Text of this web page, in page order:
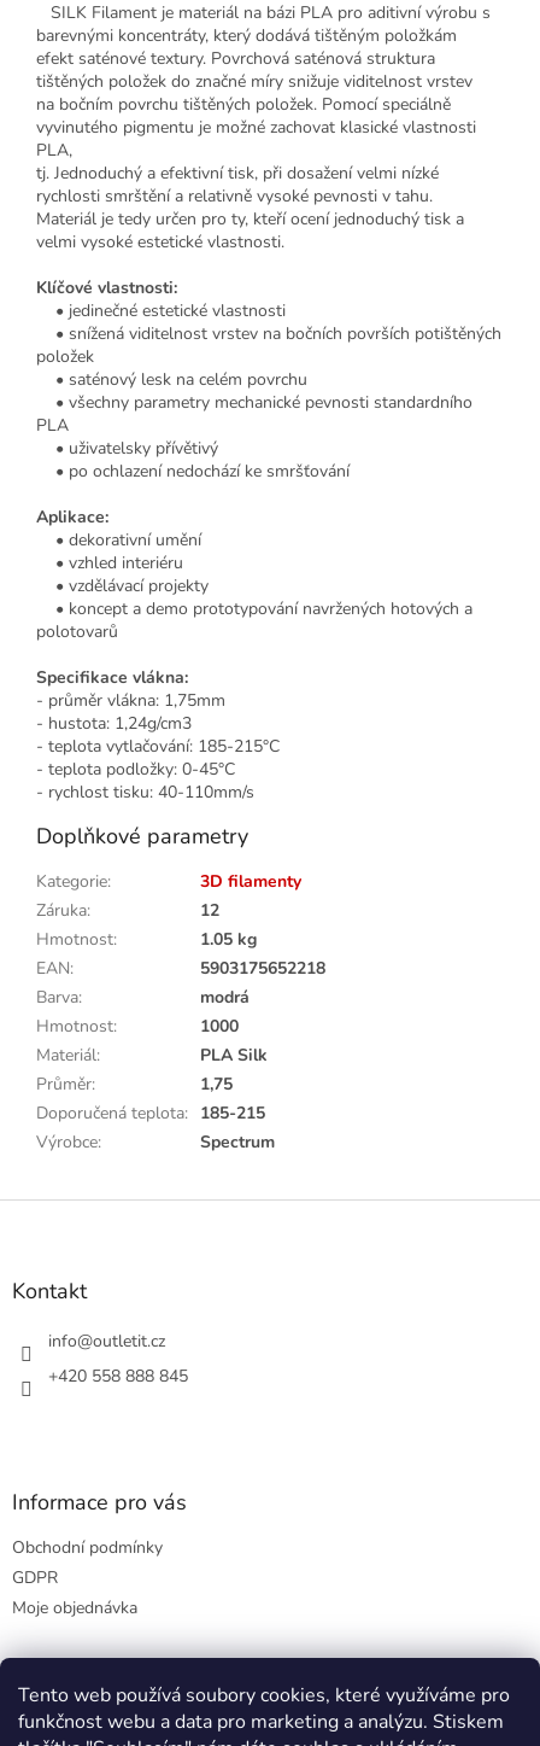
Tento web používá soubory cookies, které využíváme pro
funkčnost webu a data pro marketing a analýzu. Stiskem
SILK Filament je materiál na bázi PLA pro aditivní výrobu s
barevnými koncentráty, který dodává tištěným položkám
efekt saténové textury. Povrchová saténová struktura
tištěných položek do značné míry snižuje viditelnost vrstev
na bočním povrchu tištěných položek. Pomocí speciálně
vyvinutého pigmentu je možné zachovat klasické vlastnosti
PLA,
tj. Jednoduchý a efektivní tisk, při dosažení velmi nízké
rychlosti smrštění a relativně vysoké pevnosti v tahu.
Materiál je tedy určen pro ty, kteří ocení jednoduchý tisk a
velmi vysoké estetické vlastnosti.
Klíčové vlastnosti:
• jedinečné estetické vlastnosti
• snížená viditelnost vrstev na bočních površích potištěných
položek
• saténový lesk na celém povrchu
• všechny parametry mechanické pevnosti standardního
PLA
• uživatelsky přívětivý
• po ochlazení nedochází ke smršťování
Aplikace:
• dekorativní umění
• vzhled interiéru
• vzdělávací projekty
• koncept a demo prototypování navržených hotových a
polotovarů
Specifikace vlákna:
- průměr vlákna: 1,75mm
- hustota: 1,24g/cm3
- teplota vytlačování: 185-215°C
- teplota podložky: 0-45°C
- rychlost tisku: 40-110mm/s
Doplňkové parametry
Kategorie:
3D filamenty
Záruka:
12
Hmotnost:
1.05 kg
EAN:
5903175652218
Barva:
modrá
Hmotnost:
1000
Materiál:
PLA Silk
Průměr:
1,75
Doporučená teplota: 185-215
Výrobce: Spectrum
Z
Kontakt
info@outletit.cz
+420 558 888 845
Informace pro vás
Obchodní podmínky
GDPR
Moje objednávka
Přijímáme online platby